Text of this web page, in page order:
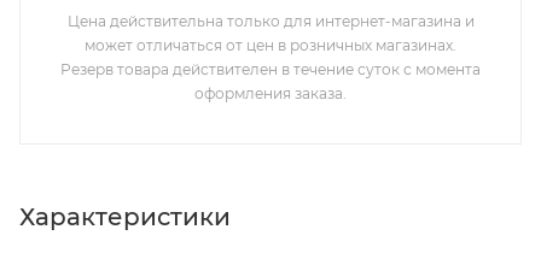
Цена действительна только для интернет-магазина и
может отличаться от цен в розничных магазинах.
Резерв товара действителен в течение суток с момента
оформления заказа.
Характеристики